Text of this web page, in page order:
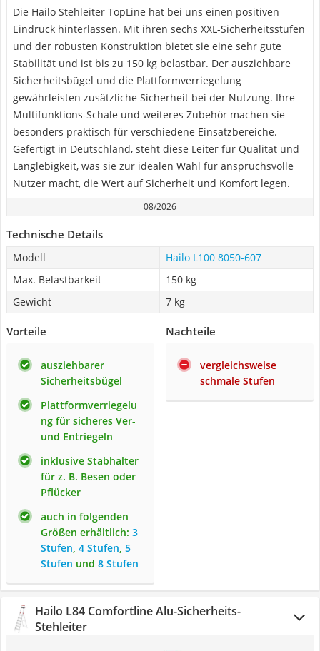
Die Hailo Stehleiter TopLine hat bei uns einen positiven
Eindruck hinterlassen. Mit ihren sechs XXL-Sicherheitsstufen
und der robusten Konstruktion bietet sie eine sehr gute
Stabilität und ist bis zu 150 kg belastbar. Der ausziehbare
Sicherheitsbügel und die Plattformverriegelung
gewährleisten zusätzliche Sicherheit bei der Nutzung. Ihre
Multifunktions-Schale und weiteres Zubehör machen sie
besonders praktisch für verschiedene Einsatzbereiche.
Gefertigt in Deutschland, steht diese Leiter für Qualität und
Langlebigkeit, was sie zur idealen Wahl für anspruchsvolle
Nutzer macht, die Wert auf Sicherheit und Komfort legen.
08/2026
Technische Details
Modell
Hailo L100 8050-607
Max. Belastbarkeit
150 kg
Gewicht
7 kg
Vorteile
ausziehbarer
Sicherheitsbügel
Plattformverriegelu
ng für sicheres Ver-
und Entriegeln
inklusive Stabhalter
für z. B. Besen oder
Pflücker
auch in folgenden
Größen erhältlich: 3
Stufen, 4 Stufen, 5
Stufen und 8 Stufen
Nachteile
vergleichsweise
schmale Stufen
Hailo L84 Comfortline Alu-Sicherheits-
Stehleiter